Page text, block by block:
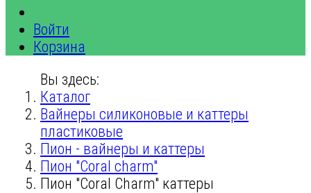
Войти
Корзина
Вы здесь:
Каталог
Вайнеры силиконовые и каттеры
пластиковые
Пион - вайнеры и каттеры
Пион "Coral charm"
Пион "Coral Charm" каттеры